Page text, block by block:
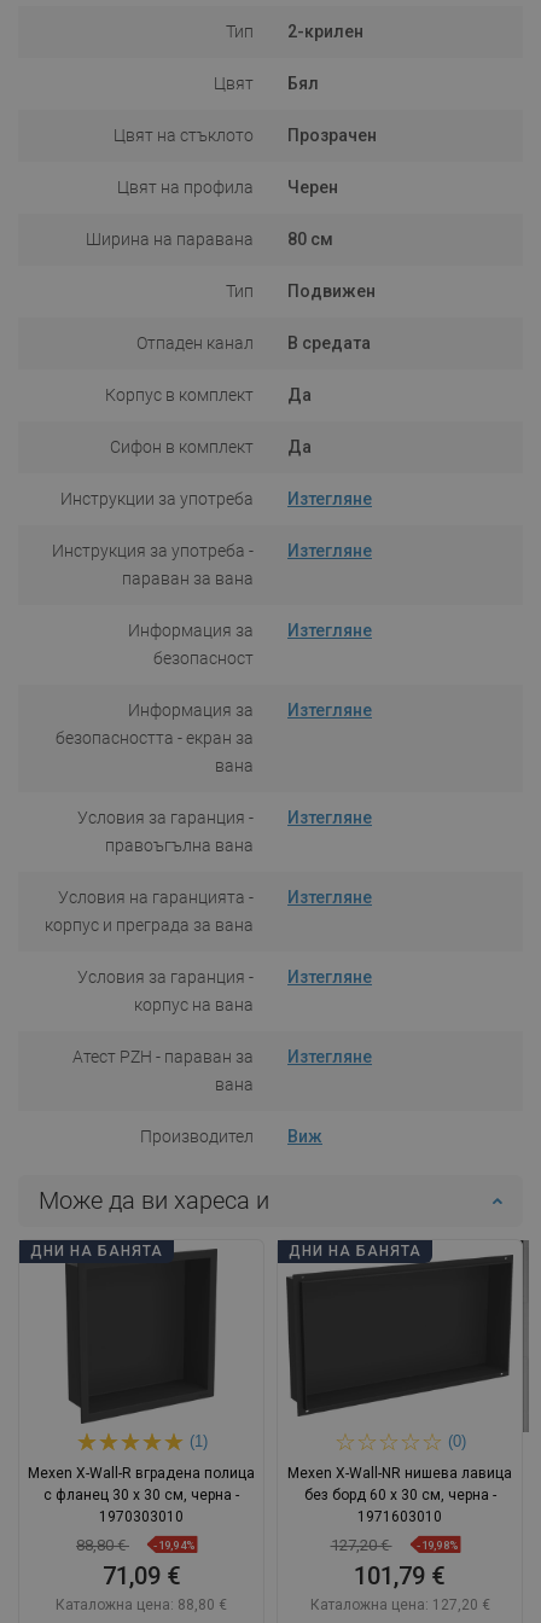
Тип 2-крилен
Цвят Бял
Цвят на стъклото Прозрачен
Цвят на профила Черен
Ширина на паравана 80 см
Тип Подвижен
Отпаден канал В средата
Корпус в комплект Да
Сифон в комплект Да
Инструкции за употреба Изтегляне
Инструкция за употреба -
параван за вана
Изтегляне
Информация за
безопасност
Изтегляне
Информация за
безопасността - екран за
вана
Изтегляне
Условия за гаранция -
правоъгълна вана
Изтегляне
Условия на гаранцията -
корпус и преграда за вана
Изтегляне
Условия за гаранция -
корпус на вана
Изтегляне
Атест PZH - параван за
вана
Изтегляне
Производител Виж
Може да ви хареса и
ДНИ НА БАНЯТА
(1)
Mexen X-Wall-R вградена полица
с фланец 30 x 30 см, черна -
1970303010
88,80 € -19,94%
71,09 €
Каталожна цена: 88,80 €
ДНИ НА БАНЯТА
(0)
Mexen X-Wall-NR нишева лавица
без борд 60 x 30 см, черна -
1971603010
127,20 € -19,98%
101,79 €
Каталожна цена: 127,20 €